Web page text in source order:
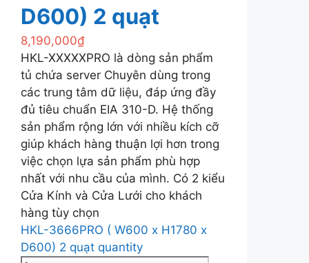
D600) 2 quạt
8,190,000₫
HKL-XXXXXPRO là dòng sản phẩm
tủ chứa server Chuyên dùng trong
các trung tâm dữ liệu, đáp ứng đầy
đủ tiêu chuẩn EIA 310-D. Hệ thống
sản phẩm rộng lớn với nhiều kích cỡ
giúp khách hàng thuận lợi hơn trong
việc chọn lựa sản phẩm phù hợp
nhất với nhu cầu của mình. Có 2 kiểu
Cửa Kính và Cửa Lưới cho khách
hàng tùy chọn
HKL-3666PRO ( W600 x H1780 x
D600) 2 quạt quantity